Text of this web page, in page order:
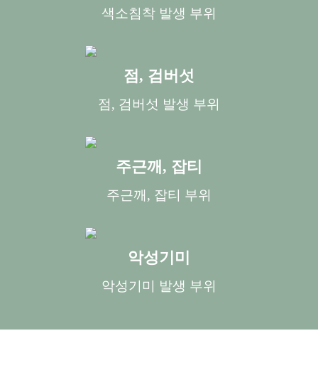
색소침착 발생 부위
점, 검버섯
점, 검버섯 발생 부위
주근깨, 잡티
주근깨, 잡티 부위
악성기미
악성기미 발생 부위